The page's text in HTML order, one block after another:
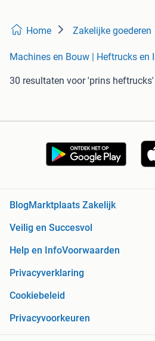
Home Zakelijke goederen
Machines en Bouw | Heftrucks en
30 resultaten voor 'prins heftrucks'
BlogMarktplaats Zakelijk
Veilig en Succesvol
Help en InfoVoorwaarden
Privacyverklaring
Cookiebeleid
Privacyvoorkeuren